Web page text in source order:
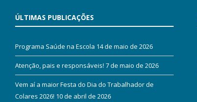
ÚLTIMAS PUBLICAÇÕES
Programa Saúde na Escola 14 de maio de 2026
Atenção, pais e responsáveis! 7 de maio de 2026
Vem aí a maior Festa do Dia do Trabalhador de
Colares 2026! 10 de abril de 2026